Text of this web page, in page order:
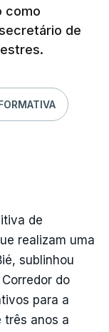
como
de
de
realizam uma
sublinhou
do
para a
três anos a